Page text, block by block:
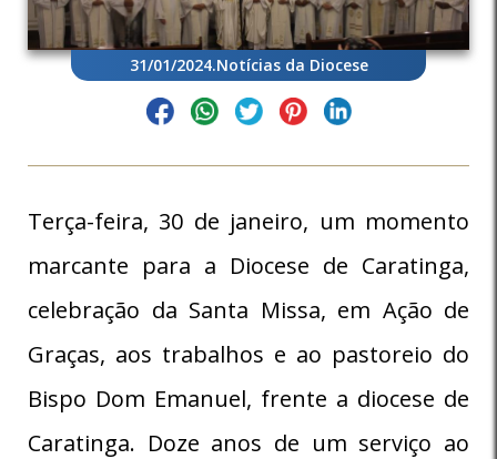
31/01/2024.Notícias da Diocese
Terça-feira, 30 de janeiro, um momento
marcante para a Diocese de Caratinga,
celebração da Santa Missa, em Ação de
Graças, aos trabalhos e ao pastoreio do
Bispo Dom Emanuel, frente a diocese de
Caratinga. Doze anos de um serviço ao